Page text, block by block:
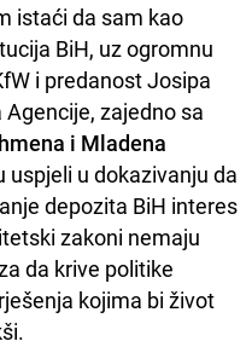
istaći da sam kao
BiH, uz ogromnu
i predanost Josipa
zajedno sa
i Mladena
uspjeli u dokazivanju da
depozita BiH interes
zakoni nemaju
da krive politike
kojima bi život